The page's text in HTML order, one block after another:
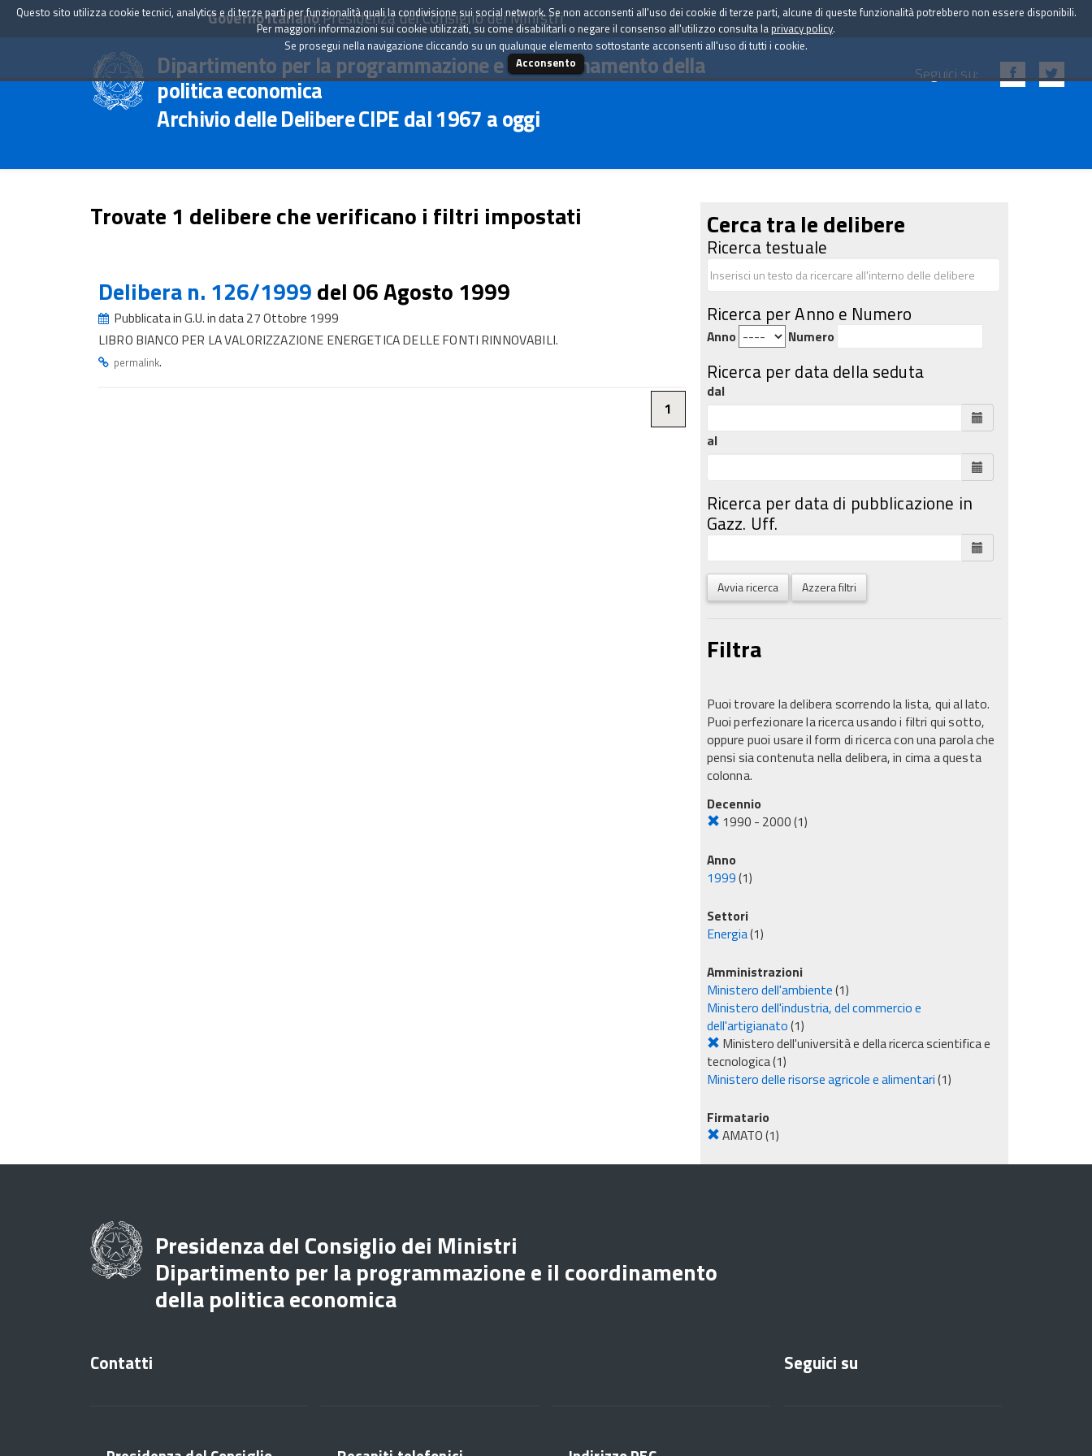
Governo ItalianoPresidenza del Consiglio dei Ministri
Dipartimento per la programmazione e il coordinamento della
politica economica
Archivio delle Delibere CIPE dal 1967 a oggi
Seguici su:
Trovate 1 delibere che verificano i filtri impostati
Delibera n. 126/1999del 06 Agosto 1999
Pubblicata in G.U. in data 27 Ottobre 1999
LIBRO BIANCO PER LA VALORIZZAZIONE ENERGETICA DELLE FONTI RINNOVABILI.
permalink.
1
Cerca tra le delibere
Ricerca testuale
Ricerca per Anno e Numero
Anno Numero
Ricerca per data della seduta
dal
al
Ricerca per data di pubblicazione in
Gazz. Uff.
Avvia ricerca Azzera filtri
Filtra
Puoi trovare la delibera scorrendo la lista, qui al lato.
Puoi perfezionare la ricerca usando i filtri qui sotto,
oppure puoi usare il form di ricerca con una parola che
pensi sia contenuta nella delibera, in cima a questa
colonna.
Decennio
1990 - 2000(1)
Anno
1999(1)
Settori
Energia(1)
Amministrazioni
Ministero dell'ambiente(1)
Ministero dell'industria, del commercio e
dell'artigianato(1)
Ministero dell'università e della ricerca scientifica e
tecnologica(1)
Ministero delle risorse agricole e alimentari(1)
Firmatario
AMATO(1)
Questo sito utilizza cookie tecnici, analytics e di terze parti per funzionalità quali la condivisione sui social network. Se non acconsenti all'uso dei cookie di terze parti, alcune di queste funzionalità potrebbero non essere disponibili.
Per maggiori informazioni sui cookie utilizzati, su come disabilitarli o negare il consenso all'utilizzo consulta la privacy policy.
Se prosegui nella navigazione cliccando su un qualunque elemento sottostante acconsenti all'uso di tutti i cookie.
Acconsento
Presidenza del Consiglio dei Ministri
Dipartimento per la programmazione e il coordinamento
della politica economica
Contatti Seguici su